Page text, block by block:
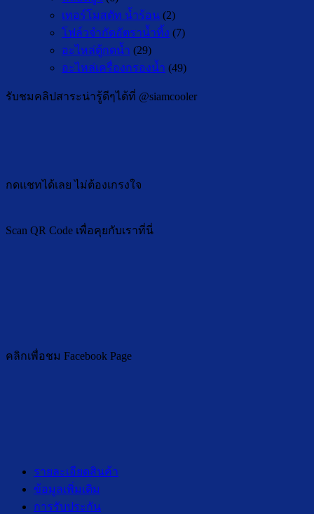
เทอร์โมสตัท น้ำร้อน (2)
โฟล์วจำกัดอัตราน้ำทิ้ง (7)
อะไหล่ตู้กดน้ำ (29)
อะไหล่เครื่องกรองน้ำ (49)
รับชมคลิปสาระน่ารู้ดีๆได้ที่ @siamcooler
กดแชทได้เลย ไม่ต้องเกรงใจ
Scan QR Code เพื่อคุยกับเราที่นี่
คลิกเพื่อชม Facebook Page
รายละเอียดสินค้า
ข้อมูลเพิ่มเติม
การรับประกัน